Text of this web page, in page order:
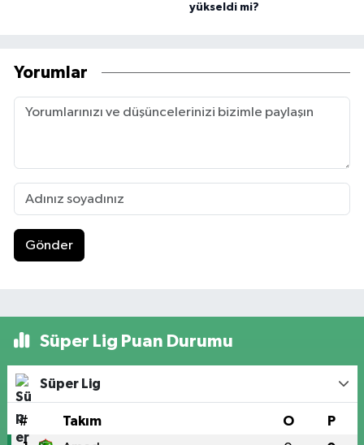
yükseldi mi?
Yorumlar
Gönder
Süper Lig Puan Durumu
Süper Lig
# Takım O P